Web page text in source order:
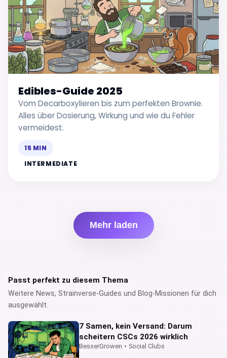
Edibles-Guide 2025
Vom Decarboxylieren bis zum perfekten Brownie.
Alles über Dosierung, Wirkung und wie du Fehler
vermeidest.
15 MIN
INTERMEDIATE
Mehr laden
Passt perfekt zu diesem Thema
Weitere News, Strainverse-Guides und Blog-Missionen für dich
ausgewählt.
7 Samen, kein Versand: Darum
scheitern CSCs 2026 wirklich
BesserGrowen • Social Clubs